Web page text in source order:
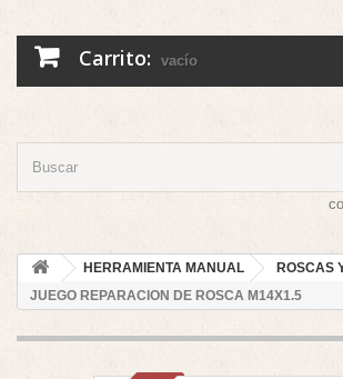
Carrito: vacío
HERRAMIENTA MANUAL
ROSCAS
JUEGO REPARACION DE ROSCA M14X1.5